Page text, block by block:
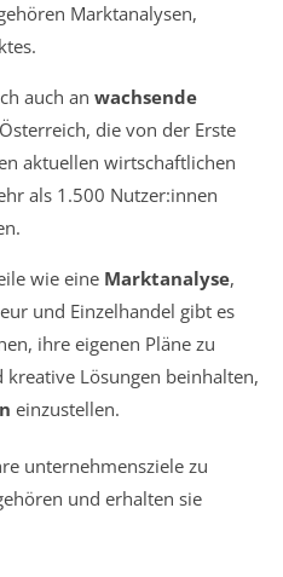
Marktanalysen,
auch an wachsende
die von der Erste
aktuellen wirtschaftlichen
als 1.500 Nutzer:innen
wie eine Marktanalyse,
und Einzelhandel gibt es
ihre eigenen Pläne zu
Lösungen beinhalten,
einzustellen.